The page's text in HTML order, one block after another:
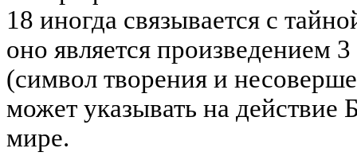
18 иногда связывается с
оно является произведением
(символ творения и
может указывать на действие
мире.